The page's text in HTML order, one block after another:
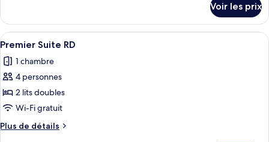
Ondol
Twin
Family
le
type
de
Ondol
Twin
Voir les prix
Afficher
toutes
les
photos
pour
ce
type
de
Une chambre d’hôtel avec deux
4
Premier Suite RD
1 chambre
4 personnes
2 lits doubles
Wi-Fi gratuit
Plus de détails
Plus